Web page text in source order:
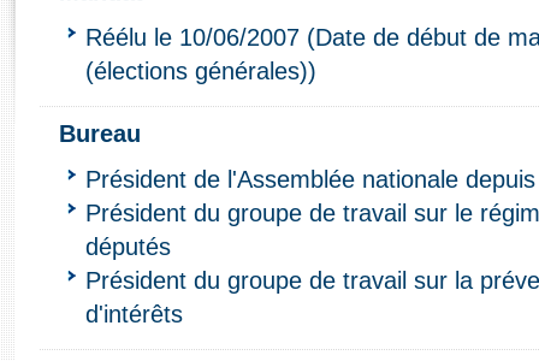
Réélu le 10/06/2007 (Date de début de
(élections générales))
Bureau
Président de l'Assemblée nationale
Président du groupe de travail sur le
députés
Président du groupe de travail sur la
d'intérêts